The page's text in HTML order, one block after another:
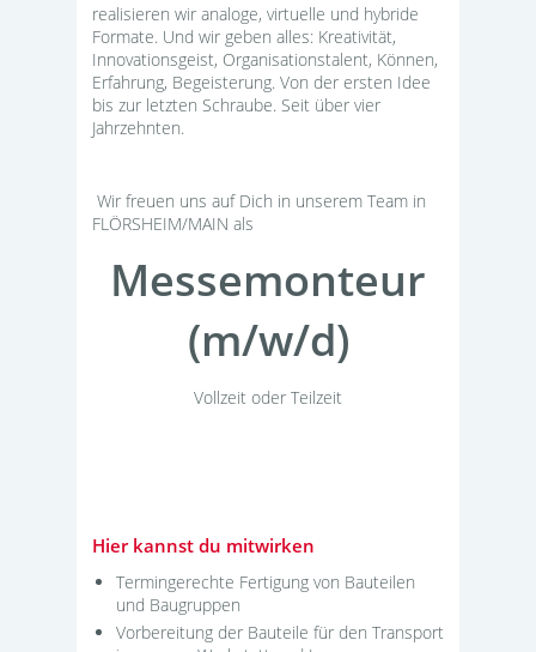
realisieren wir analoge, virtuelle und hybride
Formate. Und wir geben alles: Kreativität,
Innovationsgeist, Organisationstalent, Können,
Erfahrung, Begeisterung. Von der ersten Idee
bis zur letzten Schraube. Seit über vier
Jahrzehnten.
Wir freuen uns auf Dich in unserem Team in
FLÖRSHEIM/MAIN als
Messemonteur
(m/w/d)
Vollzeit oder Teilzeit
Hier kannst du mitwirken
Termingerechte Fertigung von Bauteilen
und Baugruppen
Vorbereitung der Bauteile für den Transport